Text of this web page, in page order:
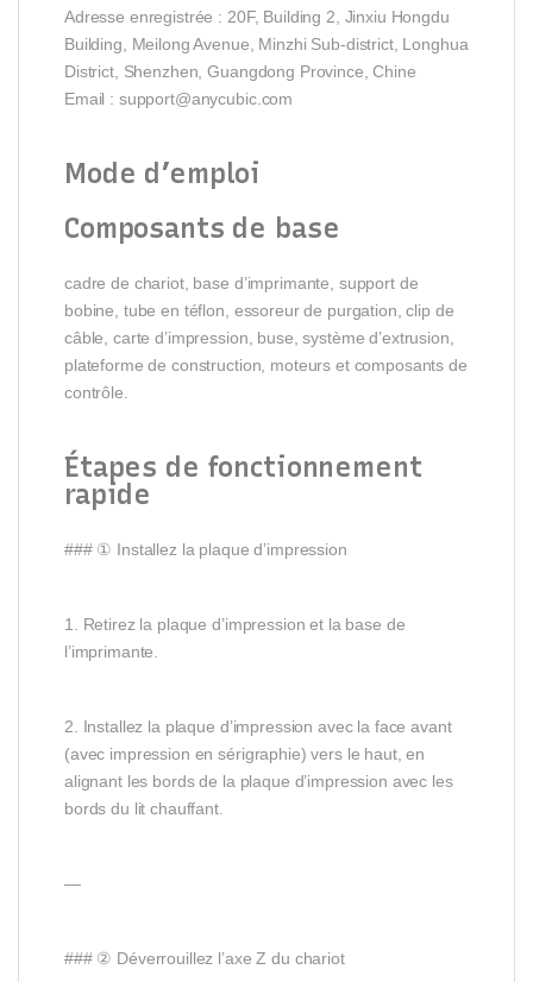
Adresse enregistrée : 20F, Building 2, Jinxiu Hongdu
Building, Meilong Avenue, Minzhi Sub-district, Longhua
District, Shenzhen, Guangdong Province, Chine
Email : support@anycubic.com
Mode d’emploi
Composants de base
cadre de chariot, base d’imprimante, support de
bobine, tube en téflon, essoreur de purgation, clip de
câble, carte d’impression, buse, système d’extrusion,
plateforme de construction, moteurs et composants de
contrôle.
Étapes de fonctionnement
rapide
### ① Installez la plaque d’impression
1. Retirez la plaque d’impression et la base de
l’imprimante.
2. Installez la plaque d’impression avec la face avant
(avec impression en sérigraphie) vers le haut, en
alignant les bords de la plaque d’impression avec les
bords du lit chauffant.
—
### ② Déverrouillez l’axe Z du chariot